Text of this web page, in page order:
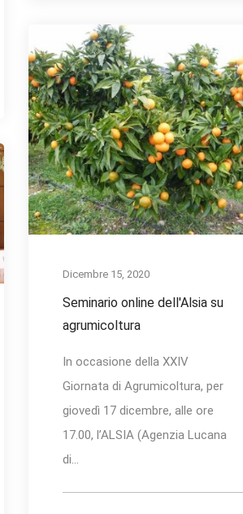
Dicembre 15, 2020
Seminario online dell'Alsia su
agrumicoltura
In occasione della XXIV
Giornata di Agrumicoltura, per
giovedì 17 dicembre, alle ore
17.00, l’ALSIA (Agenzia Lucana
di...